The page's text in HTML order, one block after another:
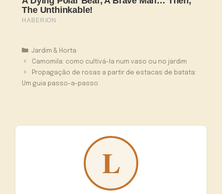
Categorias
Jardim & Horta
Camomila: como cultivá-la num vaso ou no jardim
Propagação de rosas a partir de estacas de batata:
Um guia passo-a-passo